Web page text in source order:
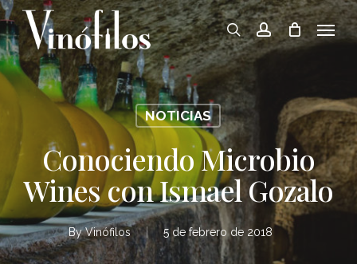
Skip
to
main
content
searchaccount
Menu
NOTICIAS
Conociendo Microbio
Wines con Ismael Gozalo
By Vinófilos 5 de febrero de 2018